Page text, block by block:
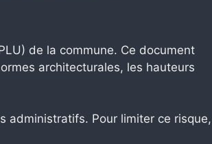
de la commune. Ce document
architecturales, les hauteurs
administratifs. Pour limiter ce